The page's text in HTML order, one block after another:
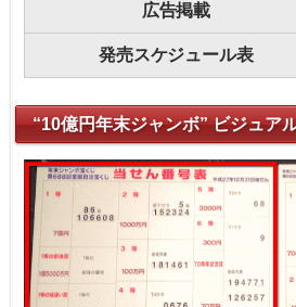
広告掲載
発売スケジュール表
“10億円年末ジャンボ” ビジュア